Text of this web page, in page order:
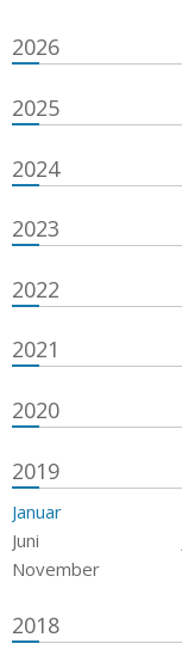
2026
2025
2024
2023
2022
2021
2020
2019
Januar
Juni
November
2018